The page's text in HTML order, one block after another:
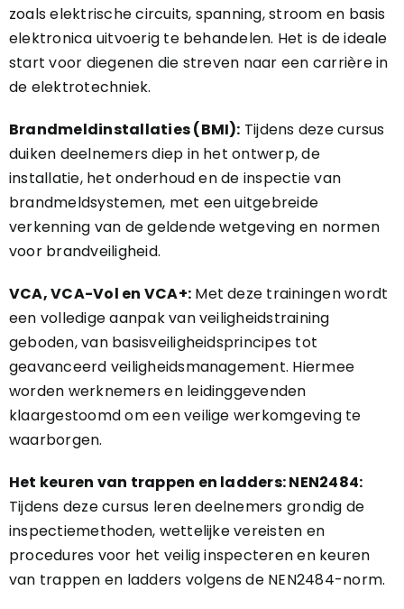
zoals elektrische circuits, spanning, stroom en basis
elektronica uitvoerig te behandelen. Het is de ideale
start voor diegenen die streven naar een carrière in
de elektrotechniek.
Brandmeldinstallaties (BMI): Tijdens deze cursus
duiken deelnemers diep in het ontwerp, de
installatie, het onderhoud en de inspectie van
brandmeldsystemen, met een uitgebreide
verkenning van de geldende wetgeving en normen
voor brandveiligheid.
VCA, VCA-Vol en VCA+: Met deze trainingen wordt
een volledige aanpak van veiligheidstraining
geboden, van basisveiligheidsprincipes tot
geavanceerd veiligheidsmanagement. Hiermee
worden werknemers en leidinggevenden
klaargestoomd om een veilige werkomgeving te
waarborgen.
Het keuren van trappen en ladders: NEN2484:
Tijdens deze cursus leren deelnemers grondig de
inspectiemethoden, wettelijke vereisten en
procedures voor het veilig inspecteren en keuren
van trappen en ladders volgens de NEN2484-norm.